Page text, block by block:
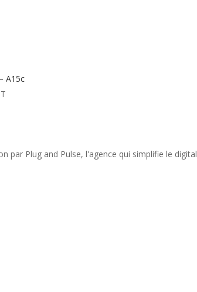
A15c
€
par Plug and Pulse, l'agence qui simplifie le digital